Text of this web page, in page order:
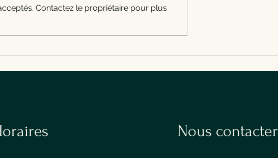
69 à Gosselies,
Croc Midi propose un lunch
Contactez le propriétaire pour plus
Nous contacter